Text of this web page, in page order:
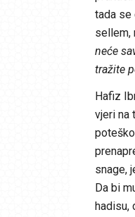
tada se
sellem,
neće
tražite
Hafiz
vjeri na
snage,
Da bi
hadisu,